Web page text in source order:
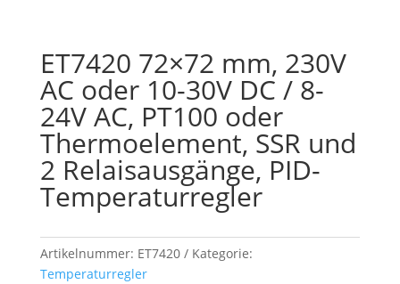
ET7420 72×72 mm, 230V
AC oder 10-30V DC / 8-
24V AC, PT100 oder
Thermoelement, SSR und
2 Relaisausgänge, PID-
Temperaturregler
Artikelnummer: ET7420
Kategorie:
Temperaturregler